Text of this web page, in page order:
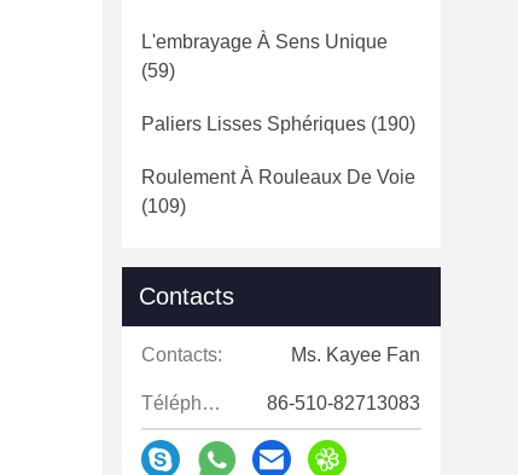
L'embrayage À Sens Unique
(59)
Paliers Lisses Sphériques (190)
Roulement À Rouleaux De Voie
(109)
Contacts
Contacts: Ms. Kayee Fan
Téléphone: 86-510-82713083